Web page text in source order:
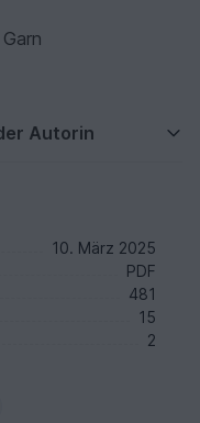
Autorin
10. März 2025
PDF
481
15
2